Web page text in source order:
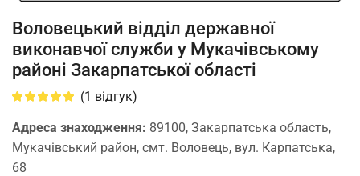
Воловецький відділ державної
виконавчої служби у Мукачівському
районі Закарпатської області
(1 відгук)
Адреса знаходження: 89100, Закарпатська область,
Мукачівський район, смт. Воловець, вул. Карпатська,
68